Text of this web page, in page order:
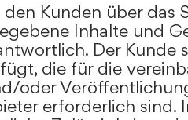
Kunden über das
Inhalte und
Der Kunde
die für die
oder
erforderlich sind.